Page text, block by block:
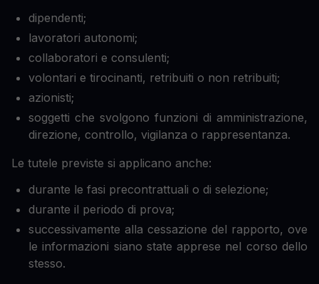
dipendenti;
lavoratori autonomi;
collaboratori e consulenti;
volontari e tirocinanti, retribuiti o non retribuiti;
azionisti;
soggetti che svolgono funzioni di amministrazione,
direzione, controllo, vigilanza o rappresentanza.
Le tutele previste si applicano anche:
durante le fasi precontrattuali o di selezione;
durante il periodo di prova;
successivamente alla cessazione del rapporto, ove
le informazioni siano state apprese nel corso dello
stesso.